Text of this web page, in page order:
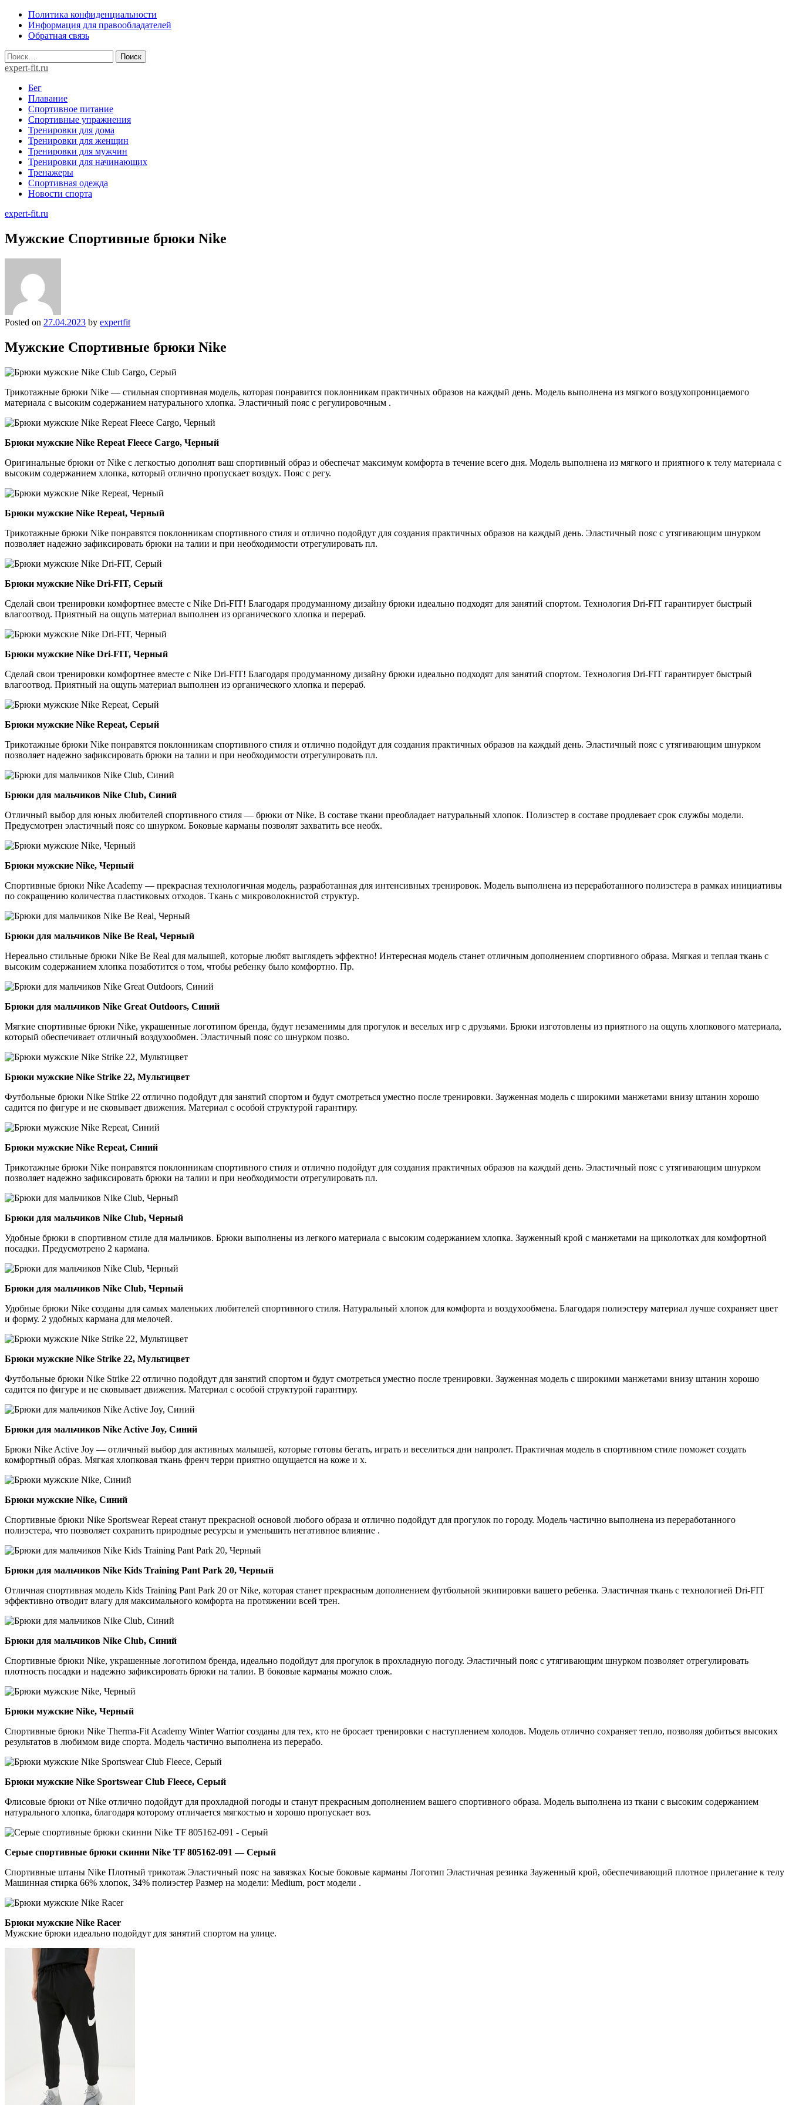
Skip
content
Политика конфиденциальности
Информация для правообладателей
Обратная связь
Найти:
expert-fit.ru
Бег
Плавание
Спортивное питание
Спортивные упражнения
Тренировки для дома
Тренировки для женщин
Тренировки для мужчин
Тренировки для начинающих
Тренажеры
Спортивная одежда
Новости спорта
expert-fit.ru
Мужские Спортивные брюки Nike
Posted on 27.04.2023 by expertfit
Мужские Спортивные брюки Nike
Трикотажные брюки Nike — стильная спортивная модель, которая понравится поклонникам практичных образов на каждый день. Модель выполнена из мягкого воздухопроницаемого
материала с высоким содержанием натурального хлопка. Эластичный пояс с регулировочным .
Брюки мужские Nike Repeat Fleece Cargo, Черный
Оригинальные брюки от Nike с легкостью дополнят ваш спортивный образ и обеспечат максимум комфорта в течение всего дня. Модель выполнена из мягкого и приятного к телу материала с
высоким содержанием хлопка, который отлично пропускает воздух. Пояс с регу.
Брюки мужские Nike Repeat, Черный
Трикотажные брюки Nike понравятся поклонникам спортивного стиля и отлично подойдут для создания практичных образов на каждый день. Эластичный пояс с утягивающим шнурком
позволяет надежно зафиксировать брюки на талии и при необходимости отрегулировать пл.
Брюки мужские Nike Dri-FIT, Серый
Сделай свои тренировки комфортнее вместе с Nike Dri-FIT! Благодаря продуманному дизайну брюки идеально подходят для занятий спортом. Технология Dri-FIT гарантирует быстрый
влагоотвод. Приятный на ощупь материал выполнен из органического хлопка и перераб.
Брюки мужские Nike Dri-FIT, Черный
Сделай свои тренировки комфортнее вместе с Nike Dri-FIT! Благодаря продуманному дизайну брюки идеально подходят для занятий спортом. Технология Dri-FIT гарантирует быстрый
влагоотвод. Приятный на ощупь материал выполнен из органического хлопка и перераб.
Брюки мужские Nike Repeat, Серый
Трикотажные брюки Nike понравятся поклонникам спортивного стиля и отлично подойдут для создания практичных образов на каждый день. Эластичный пояс с утягивающим шнурком
позволяет надежно зафиксировать брюки на талии и при необходимости отрегулировать пл.
Брюки для мальчиков Nike Club, Синий
Отличный выбор для юных любителей спортивного стиля — брюки от Nike. В составе ткани преобладает натуральный хлопок. Полиэстер в составе продлевает срок службы модели.
Предусмотрен эластичный пояс со шнурком. Боковые карманы позволят захватить все необх.
Брюки мужские Nike, Черный
Спортивные брюки Nike Academy — прекрасная технологичная модель, разработанная для интенсивных тренировок. Модель выполнена из переработанного полиэстера в рамках инициативы
по сокращению количества пластиковых отходов. Ткань с микроволокнистой структур.
Брюки для мальчиков Nike Be Real, Черный
Нереально стильные брюки Nike Be Real для малышей, которые любят выглядеть эффектно! Интересная модель станет отличным дополнением спортивного образа. Мягкая и теплая ткань с
высоким содержанием хлопка позаботится о том, чтобы ребенку было комфортно. Пр.
Брюки для мальчиков Nike Great Outdoors, Синий
Мягкие спортивные брюки Nike, украшенные логотипом бренда, будут незаменимы для прогулок и веселых игр с друзьями. Брюки изготовлены из приятного на ощупь хлопкового материала,
который обеспечивает отличный воздухообмен. Эластичный пояс со шнурком позво.
Брюки мужские Nike Strike 22, Мультицвет
Футбольные брюки Nike Strike 22 отлично подойдут для занятий спортом и будут смотреться уместно после тренировки. Зауженная модель с широкими манжетами внизу штанин хорошо
садится по фигуре и не сковывает движения. Материал с особой структурой гарантиру.
Брюки мужские Nike Repeat, Синий
Трикотажные брюки Nike понравятся поклонникам спортивного стиля и отлично подойдут для создания практичных образов на каждый день. Эластичный пояс с утягивающим шнурком
позволяет надежно зафиксировать брюки на талии и при необходимости отрегулировать пл.
Брюки для мальчиков Nike Club, Черный
Удобные брюки в спортивном стиле для мальчиков. Брюки выполнены из легкого материала с высоким содержанием хлопка. Зауженный крой с манжетами на щиколотках для комфортной
посадки. Предусмотрено 2 кармана.
Брюки для мальчиков Nike Club, Черный
Удобные брюки Nike созданы для самых маленьких любителей спортивного стиля. Натуральный хлопок для комфорта и воздухообмена. Благодаря полиэстеру материал лучше сохраняет цвет
и форму. 2 удобных кармана для мелочей.
Брюки мужские Nike Strike 22, Мультицвет
Футбольные брюки Nike Strike 22 отлично подойдут для занятий спортом и будут смотреться уместно после тренировки. Зауженная модель с широкими манжетами внизу штанин хорошо
садится по фигуре и не сковывает движения. Материал с особой структурой гарантиру.
Брюки для мальчиков Nike Active Joy, Синий
Брюки Nike Active Joy — отличный выбор для активных малышей, которые готовы бегать, играть и веселиться дни напролет. Практичная модель в спортивном стиле поможет создать
комфортный образ. Мягкая хлопковая ткань френч терри приятно ощущается на коже и х.
Брюки мужские Nike, Синий
Спортивные брюки Nike Sportswear Repeat станут прекрасной основой любого образа и отлично подойдут для прогулок по городу. Модель частично выполнена из переработанного
полиэстера, что позволяет сохранить природные ресурсы и уменьшить негативное влияние .
Брюки для мальчиков Nike Kids Training Pant Park 20, Черный
Отличная спортивная модель Kids Training Pant Park 20 от Nike, которая станет прекрасным дополнением футбольной экипировки вашего ребенка. Эластичная ткань с технологией Dri-FIT
эффективно отводит влагу для максимального комфорта на протяжении всей трен.
Брюки для мальчиков Nike Club, Синий
Спортивные брюки Nike, украшенные логотипом бренда, идеально подойдут для прогулок в прохладную погоду. Эластичный пояс с утягивающим шнурком позволяет отрегулировать
плотность посадки и надежно зафиксировать брюки на талии. В боковые карманы можно слож.
Брюки мужские Nike, Черный
Спортивные брюки Nike Therma-Fit Academy Winter Warrior созданы для тех, кто не бросает тренировки с наступлением холодов. Модель отлично сохраняет тепло, позволяя добиться высоких
результатов в любимом виде спорта. Модель частично выполнена из перерабо.
Брюки мужские Nike Sportswear Club Fleece, Серый
Флисовые брюки от Nike отлично подойдут для прохладной погоды и станут прекрасным дополнением вашего спортивного образа. Модель выполнена из ткани с высоким содержанием
натурального хлопка, благодаря которому отличается мягкостью и хорошо пропускает воз.
Серые спортивные брюки скинни Nike TF 805162-091 — Серый
Спортивные штаны Nike Плотный трикотаж Эластичный пояс на завязках Косые боковые карманы Логотип Эластичная резинка Зауженный крой, обеспечивающий плотное прилегание к телу
Машинная стирка 66% хлопок, 34% полиэстер Размер на модели: Medium, рост модели .
Брюки мужские Nike Racer
Мужские брюки идеально подойдут для занятий спортом на улице.